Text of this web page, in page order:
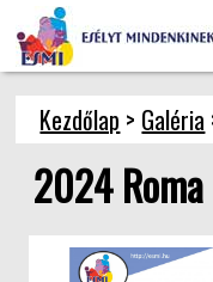
Kezdőlap > Galéria
2024